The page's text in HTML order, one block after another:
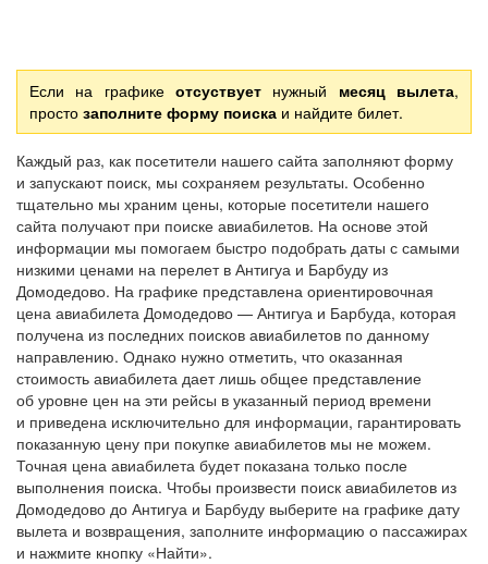
Если на графике отсуствует нужный месяц вылета,
простозаполните форму поиска и найдите билет.
Каждый раз, как посетители нашего сайта заполняют форму
и запускают поиск, мы сохраняем результаты. Особенно
тщательно мы храним цены, которые посетители нашего
сайта получают при поиске авиабилетов. На основе этой
информации мы помогаем быстро подобрать даты с самыми
низкими ценами на перелет в Антигуа и Барбуду из
Домодедово. На графике представлена ориентировочная
цена авиабилета Домодедово — Антигуа и Барбуда, которая
получена из последних поисков авиабилетов по данному
направлению. Однако нужно отметить, что оказанная
стоимость авиабилета дает лишь общее представление
об уровне цен на эти рейсы в указанный период времени
и приведена исключительно для информации, гарантировать
показанную цену при покупке авиабилетов мы не можем.
Точная цена авиабилета будет показана только после
выполнения поиска. Чтобы произвести поиск авиабилетов из
Домодедово до Антигуа и Барбуду выберите на графике дату
вылета и возвращения, заполните информацию о пассажирах
и нажмите кнопку «Найти».